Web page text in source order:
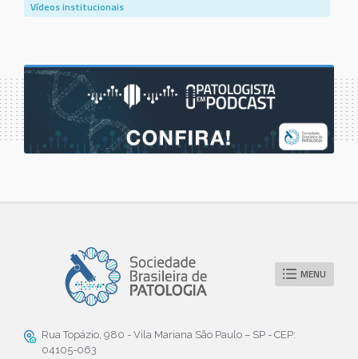
Vídeos institucionais
MENU
Rua Topázio, 980 - Vila Mariana São Paulo – SP - CEP:
04105-063